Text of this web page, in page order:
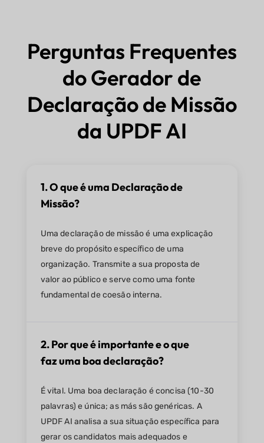
Perguntas Frequentes
do Gerador de
Declaração de Missão
da UPDF AI
1. O que é uma Declaração de
Missão?
Uma declaração de missão é uma explicação
breve do propósito específico de uma
organização. Transmite a sua proposta de
valor ao público e serve como uma fonte
fundamental de coesão interna.
2. Por que é importante e o que
faz uma boa declaração?
É vital. Uma boa declaração é concisa (10-30
palavras) e única; as más são genéricas. A
UPDF AI analisa a sua situação específica para
gerar os candidatos mais adequados e